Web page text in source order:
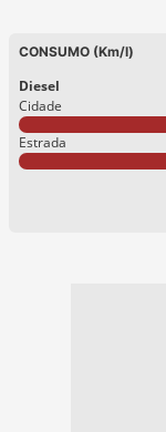
CONSUMO (Km/l)
Diesel
Cidade
Estrada